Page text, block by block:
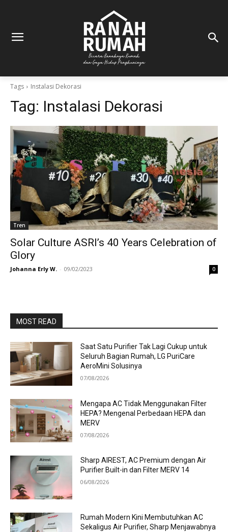
Tags Instalasi Dekorasi
Tag: Instalasi Dekorasi
Tren
Solar Culture ASRI’s 40 Years Celebration of
Glory
Johanna Erly W. - 09/02/2023 0
MOST READ
Saat Satu Purifier Tak Lagi Cukup untuk
Seluruh Bagian Rumah, LG PuriCare
AeroMini Solusinya
07/08/2026
Mengapa AC Tidak Menggunakan Filter
HEPA? Mengenal Perbedaan HEPA dan
MERV
07/08/2026
Sharp AIREST, AC Premium dengan Air
Purifier Built-in dan Filter MERV 14
06/08/2026
Rumah Modern Kini Membutuhkan AC
Sekaligus Air Purifier, Sharp Menjawabnya